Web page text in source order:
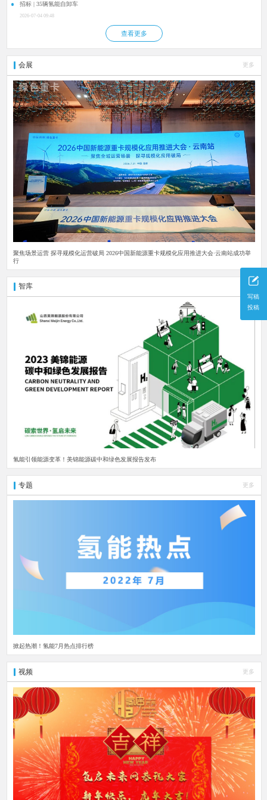
写稿
投稿
招标 | 35辆氢能自卸车
2026-07-04 09:48
查看更多
会展 更多
聚焦场景运营 探寻规模化运营破局 2026中国新能源重卡规模化应用推进大会·云南站成功举
行
智库 更多
氢能引领能源变革！美锦能源碳中和绿色发展报告发布
专题 更多
掀起热潮！氢能7月热点排行榜
视频 更多